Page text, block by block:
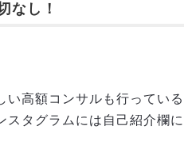
なし！
高額コンサルも行ってい
スタグラムには自己紹介欄に